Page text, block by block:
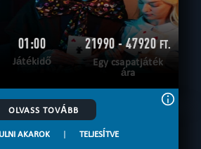
01:00
Játékidő
21990 - 47920FT.
Egy csapatjáték
ára
OLVASS TOVÁBB
AKAROK | TELJESÍTVE